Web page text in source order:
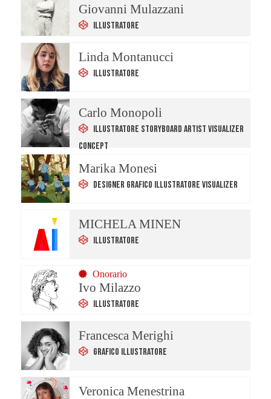
Giovanni Mulazzani
Illustratore
Linda Montanucci
Illustratore
Carlo Monopoli
Illustratore Storyboard Artist Visualizer
Concept
Marika Monesi
Designer Grafico Illustratore Visualizer
MICHELA MINEN
Illustratore
Onorario
Ivo Milazzo
Illustratore
Francesca Merighi
Grafico Illustratore
Veronica Menestrina